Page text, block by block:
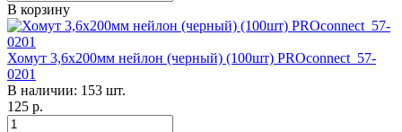
В корзину
Хомут 3,6х200мм нейлон (черный) (100шт) PROconnect 57-
0201
В наличии: 153 шт.
125 р.